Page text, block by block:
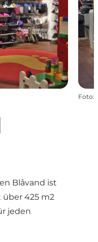
Foto:
Blåvand ist
425 m2
jeden